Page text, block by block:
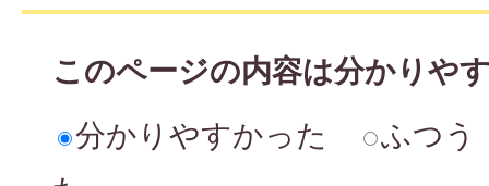
このページの内容は分かりや
分かりやすかった
ふつう